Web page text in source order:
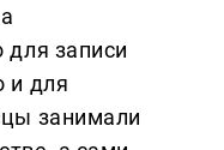
для записи
и для
занимали